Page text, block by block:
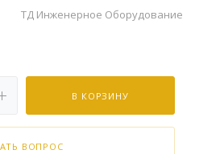
ТД Инженерное Оборудование
В КОРЗИНУ
ВОПРОС